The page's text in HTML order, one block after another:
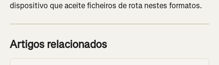
dispositivo que aceite ficheiros de rota nestes formatos.
Artigos relacionados